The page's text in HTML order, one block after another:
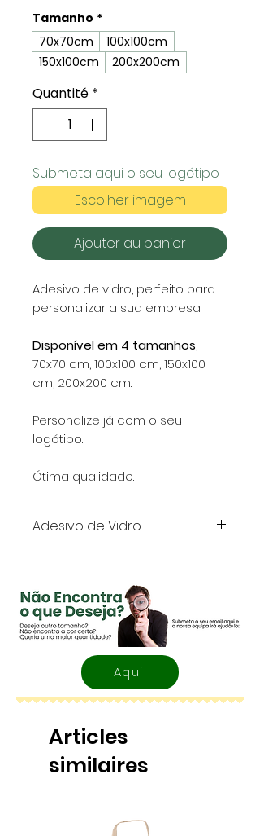
Tamanho *
70x70cm
100x100cm
150x100cm
200x200cm
Quantité *
Submeta aqui o seu logótipo
Escolher imagem
Ajouter au panier
Adesivo de vidro, perfeito para
personalizar a sua empresa.
Disponível em 4 tamanhos,
70x70 cm, 100x100 cm, 150x100
cm, 200x200 cm.
Personalize já com o seu
logótipo.
Ótima qualidade.
Adesivo de Vidro
Medida: Largura vs Altura
Aqui
Articles
similaires